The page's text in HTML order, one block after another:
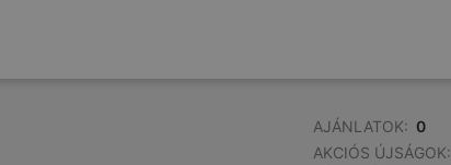
AJÁNLATOK: 0
AKCIÓS ÚJSÁGOK: